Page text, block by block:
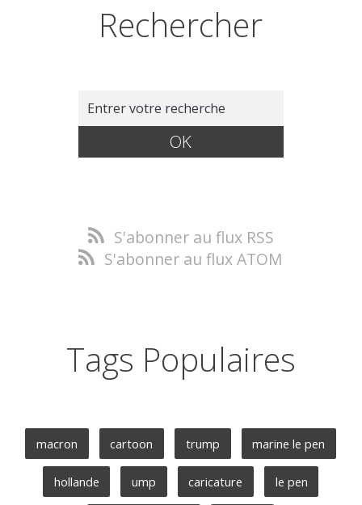
Rechercher
S'abonner au flux RSS
S'abonner au flux ATOM
Tags Populaires
macron cartoon trump marine le pen
hollande ump caricature le pen